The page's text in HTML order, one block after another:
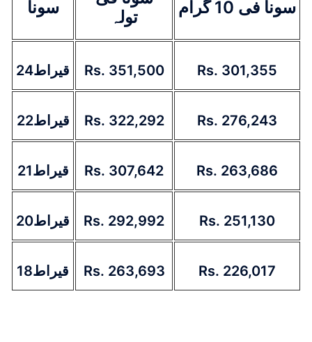
سونا
تولہ
سونا فی 10 گرام
24قیراط Rs. 351,500 Rs. 301,355
22قیراط Rs. 322,292 Rs. 276,243
21قیراط Rs. 307,642 Rs. 263,686
20قیراط Rs. 292,992 Rs. 251,130
18قیراط Rs. 263,693 Rs. 226,017